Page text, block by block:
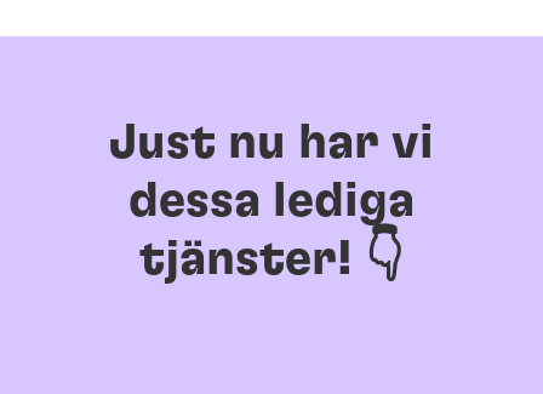
Just nu har vi
dessa lediga
tjänster! 👇